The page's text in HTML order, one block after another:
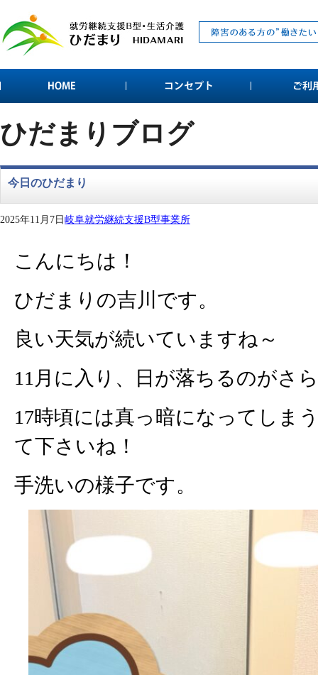
ひだまりブログ
今日のひだまり
2025年11月7日岐阜就労継続支援B型事業所
こんにちは！
ひだまりの吉川です。
良い天気が続いていますね～
11月に入り、日が落ちるのがさ
17時頃には真っ暗になってしま
て下さいね！
手洗いの様子です。